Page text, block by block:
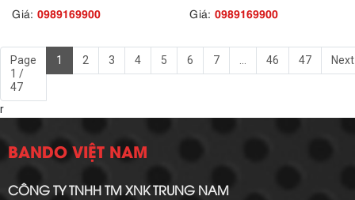
Giá: 0989169900 Giá: 0989169900
Page
1 /
47
1 2 3 4 5 6 7 ... 46 47 Next
r
BANDO VIỆT NAM
CÔNG TY TNHH TM XNK TRUNG NAM